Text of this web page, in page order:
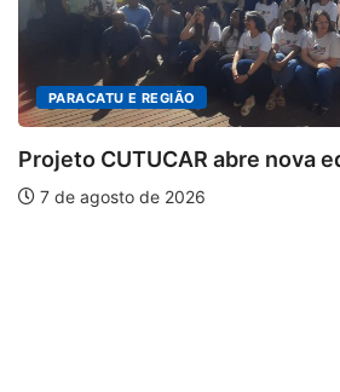
abre nova edição e semeia...